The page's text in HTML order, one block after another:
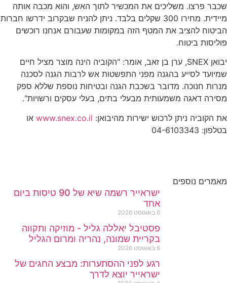
שכבר פרצו. משליכים את המכשיר לתוך האש, והוא מכבה אותה
מיידית. מחירו 300 שקלים בלבד. ניתן להניח שבקרוב ידרשו חברות
הביטוח להציב את המטף הזה במקומות שעבורם אנחנו רוכשים
פוליסות ביטוח.
יבואן SNEX, ערן בן זאב, אומר: "הקוביה הינה מוצר מציל חיים
שמיועד לסייע בהגנה מפני התפשטות אש לרבות הגנה לסכנה
מנרות חנוכה. מדובר בשכבת הגנה ובטיחות נוספת שללא ספק
מסירה דאגה משמעותית מבעלי בתים, בעלי עסקים ורשויות".
את הקוביה ניתן לרכוש ישירות מהיבואן: www.snex.co.il או
בטלפון: 04-6103343
מאמרים נוספים
ישראייר רשמה שיא של 90 טיסות ביום
אחד
6 באוגוסט 2026
פסטיבל יאללה גליל - מוזיקה ותקווה
בקריית שמונה, נהריה ומרום הגליל
6 באוגוסט 2026
רגע לפני ההסתערות: מבצע החגים של
ישראייר יוצא לדרך